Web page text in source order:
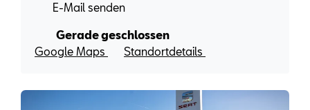
E-Mail senden
Gerade geschlossen
Google Maps
Standortdetails